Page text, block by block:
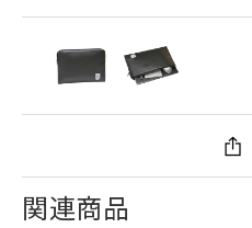
関連商品